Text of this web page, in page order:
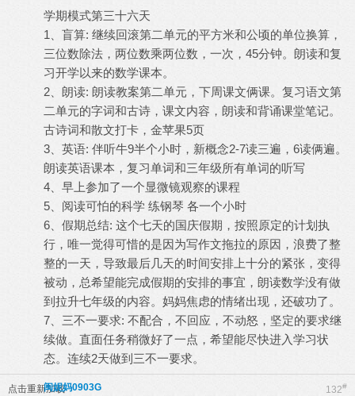
学期模式第三十六天
1、盲算: 继续回滚第二单元的平方米和公顷的单位换算，
三位数除法，两位数乘两位数，一次，45分钟。朗读和复
习开学以来的数学课本。
2、朗读: 朗读教案第二单元，下周课文俩课。复习语文第
二单元的字词和古诗，课文内容，朗读和背诵课堂笔记。
古诗词和散文打卡，金苹果5页
3、英语: 伴听牛9半个小时，新概念2-7读三遍，6读俩遍。
朗读英语课本，复习单词和三年级所有单词的听写
4、早上参加了一个显微镜观察的课程
5、阅读可怕的科学 练钢琴 各一个小时
6、假期总结: 这个七天的国庆假期，按照原定的计划执
行，唯一觉得可惜的是因为写作文拖拉的原因，浪费了整
整的一天，导致最后几天的时间安排上十分的紧张，变得
被动，总希望能完成假期的安排的事宜，朗读数学没有做
到拉升七年级的内容。妈妈焦虑的情绪出现，还破功了。
7、三不一要求: 不配合，不回应，不动怒，坚定的要求继
续做。直面任务稍微好了一点，希望能尽快进入学习状
态。连续2天做到三不一要求。
点击重新加载 132#
闽妮妈0903G